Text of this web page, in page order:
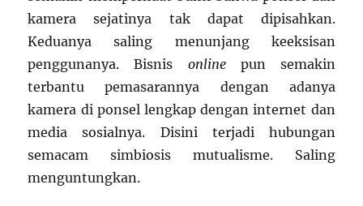
kamera sejatinya tak dapat dipisahkan.
Keduanya saling menunjang keeksisan
penggunanya. Bisnis onlinepun semakin
terbantu pemasarannya dengan adanya
kamera di ponsel lengkap dengan internet dan
media sosialnya. Disini terjadi hubungan
semacam simbiosis mutualisme. Saling
menguntungkan.